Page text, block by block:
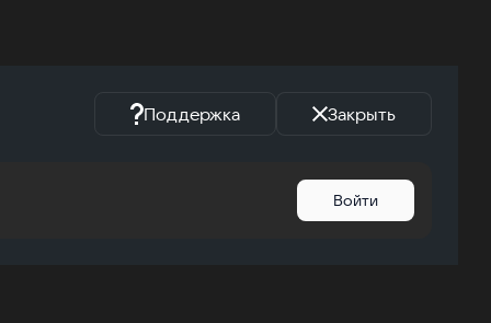
Поддержка Закрыть
Войти